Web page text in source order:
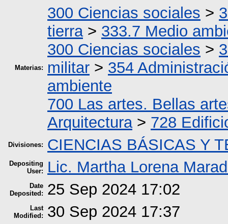
Materias:
300 Ciencias sociales >
tierra> 333.7 Medio
300 Ciencias sociales >
militar > 354
ambiente
700 Las artes. Bellas
Arquitectura> 728
Divisiones: CIENCIAS BÁSICAS Y
Depositing
User:
Lic. Martha Lorena
Date
Deposited:
25 Sep 2024 17:02
Last
Modified:
30 Sep 2024 17:37